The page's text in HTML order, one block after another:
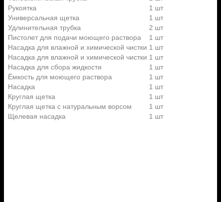
Рукоятка
1 шт
Универсальная щетка
1 шт
Удлинительная трубка
2 шт
Пистолет для подачи моющего раствора
1 шт
Насадка для влажной и химической чистки 1 шт
Насадка для влажной и химической чистки 1 шт
Насадка для сбора жидкости
1 шт
Ёмкость для моющего раствора
1 шт
Насадка
1 шт
Круглая щетка
1 шт
Круглая щетка с натуральным ворсом
1 шт
Щелевая насадка
1 шт